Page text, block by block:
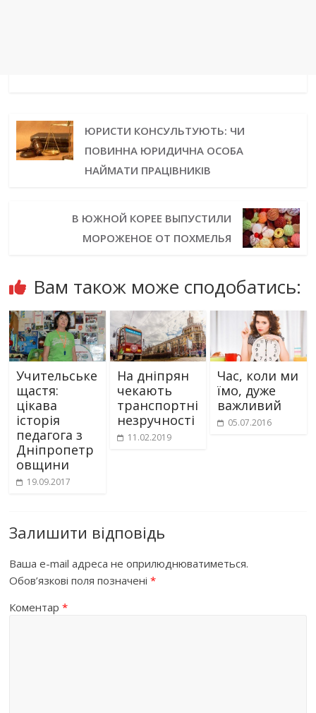
ЮРИСТИ КОНСУЛЬТУЮТЬ: ЧИ
ПОВИННА ЮРИДИЧНА ОСОБА
НАЙМАТИ ПРАЦІВНИКІВ
В ЮЖНОЙ КОРЕЕ ВЫПУСТИЛИ
МОРОЖЕНОЕ ОТ ПОХМЕЛЬЯ
Вам також може сподобатись:
Учительське
щастя:
цікава
історія
педагога з
Дніпропетр
овщини
19.09.2017
На дніпрян
чекають
транспортні
незручності
11.02.2019
Час, коли ми
їмо, дуже
важливий
05.07.2016
Залишити відповідь
Ваша e-mail адреса не оприлюднюватиметься.
Обов’язкові поля позначені*
Коментар*